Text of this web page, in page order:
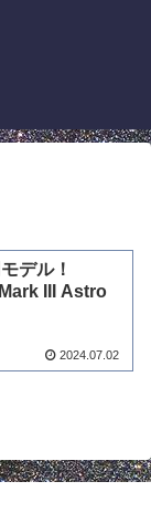
デル！
III Astro
2024.07.02